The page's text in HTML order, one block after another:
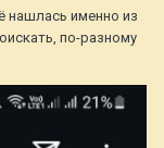
нашлась именно из
по-разному